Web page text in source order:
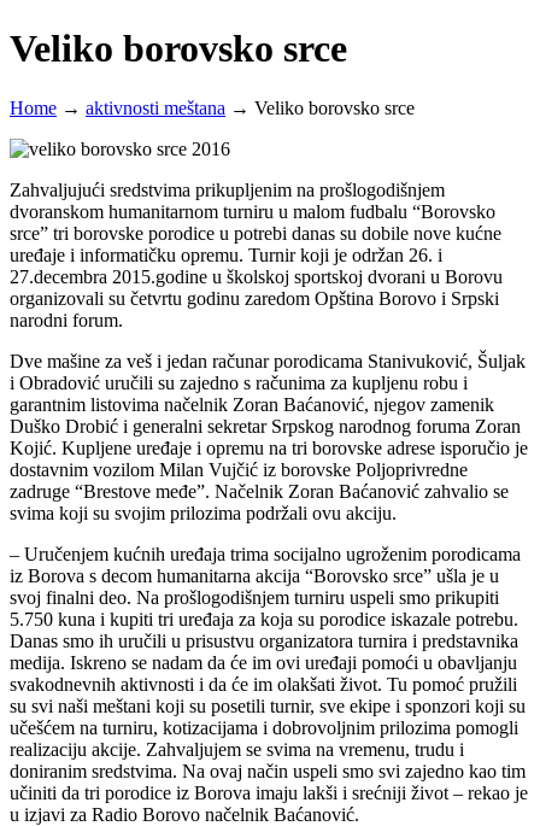
Veliko borovsko srce
Home → aktivnosti meštana → Veliko borovsko srce
Zahvaljujući sredstvima prikupljenim na prošlogodišnjem
dvoranskom humanitarnom turniru u malom fudbalu “Borovsko
srce” tri borovske porodice u potrebi danas su dobile nove kućne
uređaje i informatičku opremu. Turnir koji je održan 26. i
27.decembra 2015.godine u školskoj sportskoj dvorani u Borovu
organizovali su četvrtu godinu zaredom Opština Borovo i Srpski
narodni forum.
Dve mašine za veš i jedan računar porodicama Stanivuković, Šuljak
i Obradović uručili su zajedno s računima za kupljenu robu i
garantnim listovima načelnik Zoran Baćanović, njegov zamenik
Duško Drobić i generalni sekretar Srpskog narodnog foruma Zoran
Kojić. Kupljene uređaje i opremu na tri borovske adrese isporučio je
dostavnim vozilom Milan Vujčić iz borovske Poljoprivredne
zadruge “Brestove međe”. Načelnik Zoran Baćanović zahvalio se
svima koji su svojim prilozima podržali ovu akciju.
– Uručenjem kućnih uređaja trima socijalno ugroženim porodicama
iz Borova s decom humanitarna akcija “Borovsko srce” ušla je u
svoj finalni deo. Na prošlogodišnjem turniru uspeli smo prikupiti
5.750 kuna i kupiti tri uređaja za koja su porodice iskazale potrebu.
Danas smo ih uručili u prisustvu organizatora turnira i predstavnika
medija. Iskreno se nadam da će im ovi uređaji pomoći u obavljanju
svakodnevnih aktivnosti i da će im olakšati život. Tu pomoć pružili
su svi naši meštani koji su posetili turnir, sve ekipe i sponzori koji su
učešćem na turniru, kotizacijama i dobrovoljnim prilozima pomogli
realizaciju akcije. Zahvaljujem se svima na vremenu, trudu i
doniranim sredstvima. Na ovaj način uspeli smo svi zajedno kao tim
učiniti da tri porodice iz Borova imaju lakši i srećniji život – rekao je
u izjavi za Radio Borovo načelnik Baćanović.